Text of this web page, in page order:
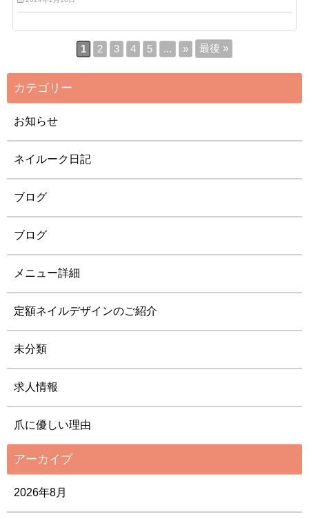
1 2 3 4 5 ... » 最後 »
カテゴリー
お知らせ
ネイルーク日記
ブログ
ブログ
メニュー詳細
定額ネイルデザインのご紹介
未分類
求人情報
爪に優しい理由
アーカイブ
2026年8月